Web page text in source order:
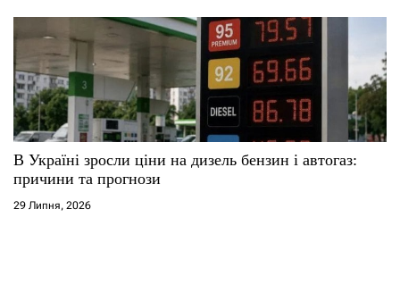
В Україні зросли ціни на дизель бензин і автогаз:
причини та прогнози
29 Липня, 2026